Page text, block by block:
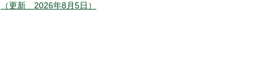
（更新 2026年8月5日）